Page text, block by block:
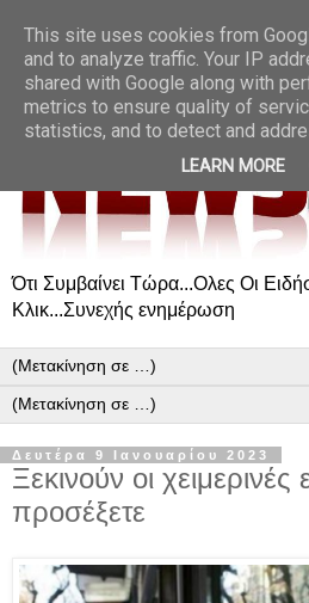
Ότι Συμβαίνει Τώρα...Ολες Οι
Κλικ...Συνεχής ενημέρωση
Δευτέρα 9 Ιανουαρίου 2023
Ξεκινούν οι
προσέξετε
This site uses cookies from
and to analyze traffic. Your IP
shared with Google along with
metrics to ensure quality of
statistics, and to detect and
LEARN MORE